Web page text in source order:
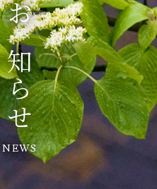
お知らせ
NEWS